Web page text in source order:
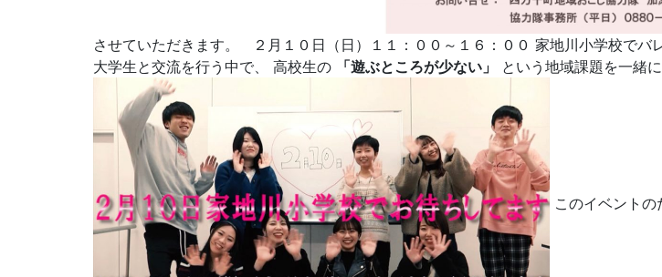
させていただきます。 ２月１０日（日）１１：００～１６：００ 家地川小学校で
大学生と交流を行う中で、 高校生の
「遊ぶところが少ない」 という地域課題を一緒
このイベント